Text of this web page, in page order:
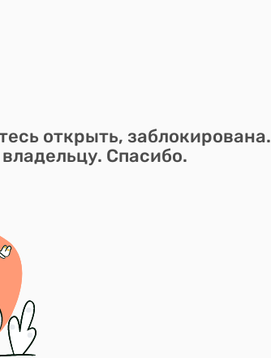
открыть, заблокирована.
Спасибо.